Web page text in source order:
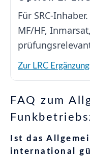
Für SRC-
MF/HF,
Zur LRC
FAQ zum
Ist das
international